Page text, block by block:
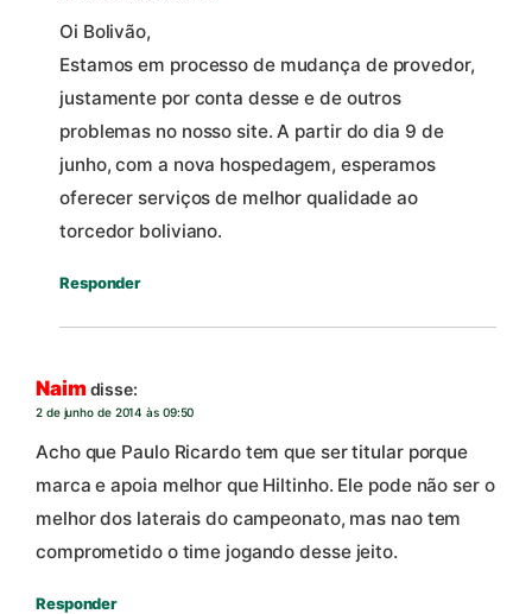
Oi Bolivão,
Estamos em processo de mudança de provedor,
justamente por conta desse e de outros
problemas no nosso site. A partir do dia 9 de
junho, com a nova hospedagem, esperamos
oferecer serviços de melhor qualidade ao
torcedor boliviano.
Responder
Naimdisse:
2 de junho de 2014 às 09:50
Acho que Paulo Ricardo tem que ser titular porque
marca e apoia melhor que Hiltinho. Ele pode não ser o
melhor dos laterais do campeonato, mas nao tem
comprometido o time jogando desse jeito.
Responder